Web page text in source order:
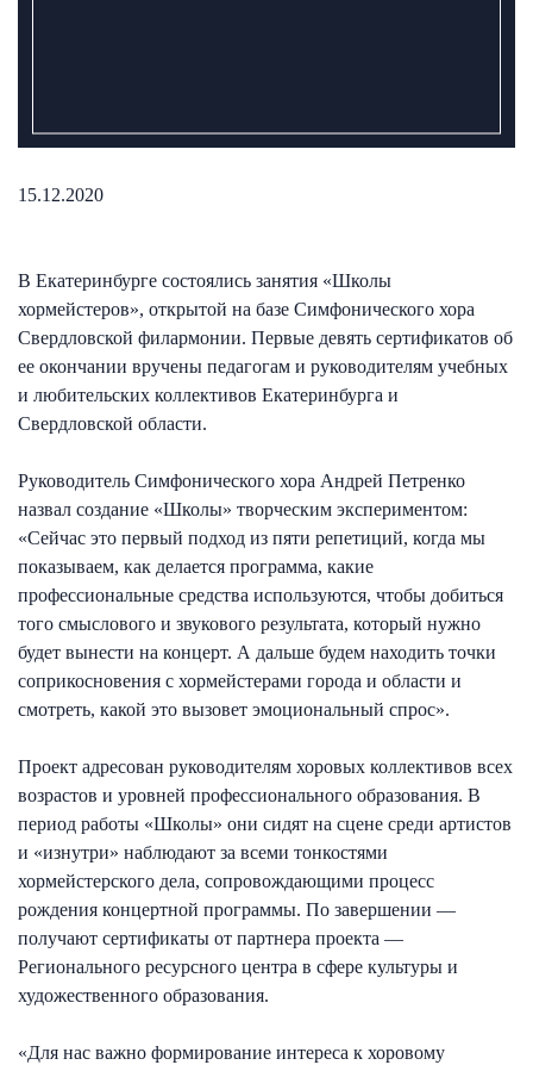
15.12.2020
В Екатеринбурге состоялись занятия «Школы
хормейстеров», открытой на базе Симфонического хора
Свердловской филармонии. Первые девять сертификатов об
ее окончании вручены педагогам и руководителям учебных
и любительских коллективов Екатеринбурга и
Свердловской области.
Руководитель Симфонического хора Андрей Петренко
назвал создание «Школы» творческим экспериментом:
«Сейчас это первый подход из пяти репетиций, когда мы
показываем, как делается программа, какие
профессиональные средства используются, чтобы добиться
того смыслового и звукового результата, который нужно
будет вынести на концерт. А дальше будем находить точки
соприкосновения с хормейстерами города и области и
смотреть, какой это вызовет эмоциональный спрос».
Проект адресован руководителям хоровых коллективов всех
возрастов и уровней профессионального образования. В
период работы «Школы» они сидят на сцене среди артистов
и «изнутри» наблюдают за всеми тонкостями
хормейстерского дела, сопровождающими процесс
рождения концертной программы. По завершении —
получают сертификаты от партнера проекта —
Регионального ресурсного центра в сфере культуры и
художественного образования.
«Для нас важно формирование интереса к хоровому